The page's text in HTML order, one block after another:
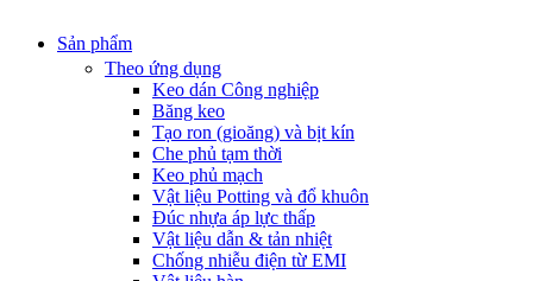
Sản phẩm
Theo ứng dụng
Keo dán Công nghiệp
Băng keo
Tạo ron (gioăng) và bịt kín
Che phủ tạm thời
Keo phủ mạch
Vật liệu Potting và đổ khuôn
Đúc nhựa áp lực thấp
Vật liệu dẫn & tản nhiệt
Chống nhiễu điện từ EMI